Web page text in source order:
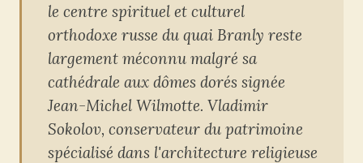
le centre spirituel et culturel
orthodoxe russe du quai Branly reste
largement méconnu malgré sa
cathédrale aux dômes dorés signée
Jean-Michel Wilmotte. Vladimir
Sokolov, conservateur du patrimoine
spécialisé dans l'architecture religieuse